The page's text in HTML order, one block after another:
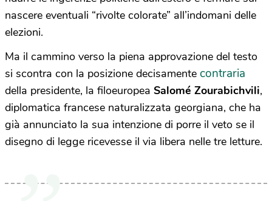
nascere eventuali “rivolte colorate” all’indomani delle
elezioni.
Ma il cammino verso la piena approvazione del testo
si scontra con la posizione decisamente contraria
della presidente, la filoeuropea Salomé Zourabichvili,
diplomatica francese naturalizzata georgiana, che ha
già annunciato la sua intenzione di porre il veto se il
disegno di legge ricevesse il via libera nelle tre letture.